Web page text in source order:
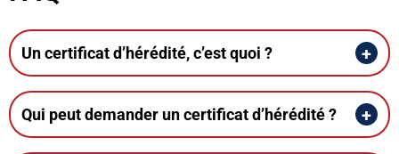
Un certificat d’hérédité, c’est quoi ?
Qui peut demander un certificat d’hérédité ?